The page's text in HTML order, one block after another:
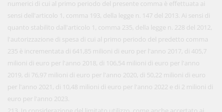
numerici di cui al primo periodo del presente comma è effettuata ai
sensi dell'articolo 1, comma 193, della legge n. 147 del 2013. Ai sensi di
quanto stabilito dall'articolo 1, comma 235, della legge n. 228 del 2012,
l'autorizzazione di spesa di cui al primo periodo del predetto comma
235 è incrementata di 641,85 milioni di euro per l'anno 2017, di 405,7
milioni di euro per l'anno 2018, di 106,54 milioni di euro per l'anno
2019, di 76,97 milioni di euro per l'anno 2020, di 50,22 milioni di euro
per l'anno 2021, di 10,48 milioni di euro per l'anno 2022 e di 2 milioni di
euro per l'anno 2023.